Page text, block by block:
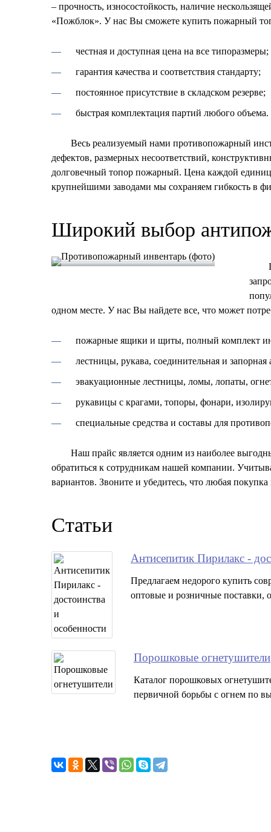
– прочность, износостойкость, наличие
«Пожблок». У нас Вы сможете купить пожарный
честная и доступная цена на все типоразмеры;
гарантия качества и соответствия стандарту;
постоянное присутствие в складском резерве;
быстрая комплектация партий любого объема.
Весь реализуемый нами противопожарный
дефектов, размерных несоответствий,
долговечный топор пожарный. Цена каждой
крупнейшими заводами мы сохраняем гибкость в
Широкий выбор
одном месте. У нас Вы найдете все, что может
пожарные ящики и щиты, полный комплект
лестницы, рукава, соединительная и запорная
эвакуационные лестницы, ломы, лопаты,
рукавицы с крагами, топоры, фонари,
специальные средства и составы для
Наш прайс является одним из наиболее
обратиться к сотрудникам нашей компании.
вариантов. Звоните и убедитесь, что любая
Статьи
Антисепитик Пирилакс -
Предлагаем недорого купить
оптовые и розничные поставки,
Порошковые огнетушители
Каталог порошковых
первичной борьбы с огнем по